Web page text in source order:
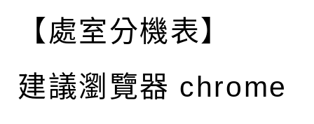
【處室分機表】
建議瀏覽器 chrome